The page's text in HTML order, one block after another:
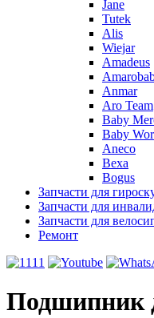
Jane
Tutek
Alis
Wiejar
Amadeus
Anmar
Aro Team
Baby
Baby
Aneco
Bexa
Bogus
Запчасти для
Запчасти для
Запчасти для
Ремонт
Подшипник